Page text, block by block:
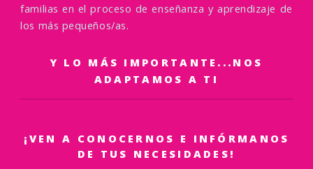
familias en el proceso de enseñanza y aprendizaje de
los más pequeños/as.
Y LO MÁS IMPORTANTE...NOS
ADAPTAMOS A TI
¡VEN A CONOCERNOS E INFÓRMANOS
DE TUS NECESIDADES!